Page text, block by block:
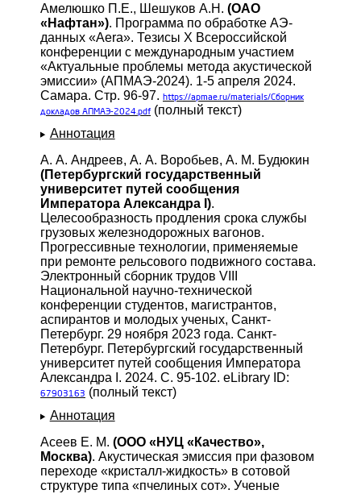
Амелюшко П.Е., Шешуков А.Н. (ОАО
«Нафтан»). Программа по обработке АЭ-
данных «Aera». Тезисы X Всероссийской
конференции с международным участием
«Актуальные проблемы метода акустической
эмиссии» (АПМАЭ-2024). 1-5 апреля 2024.
Самара. Стр. 96-97. https://apmae.ru/materials/Сборник
докладов АПМАЭ-2024.pdf (полный текст)
Аннотация
А. А. Андреев, А. А. Воробьев, А. М. Будюкин
(Петербургский государственный
университет путей сообщения
Императора Александра I).
Целесообразность продления срока службы
грузовых железнодорожных вагонов.
Прогрессивные технологии, применяемые
при ремонте рельсового подвижного состава.
Электронный сборник трудов VIII
Национальной научно-технической
конференции студентов, магистрантов,
аспирантов и молодых ученых, Санкт-
Петербург. 29 ноября 2023 года. Санкт-
Петербург. Петербургский государственный
университет путей сообщения Императора
Александра I. 2024. С. 95-102. eLibrary ID:
67903163 (полный текст)
Аннотация
Асеев Е. М. (ООО «НУЦ «Качество»,
Москва). Акустическая эмиссия при фазовом
переходе «кристалл-жидкость» в сотовой
структуре типа «пчелиных сот». Ученые